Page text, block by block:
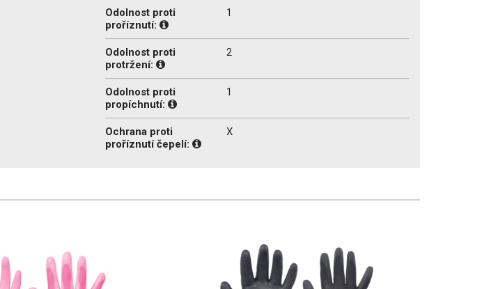
Odolnost proti
proříznutí:
1
Odolnost proti
protržení:
2
Odolnost proti
propíchnutí:
1
Ochrana proti
proříznutí čepelí:
X